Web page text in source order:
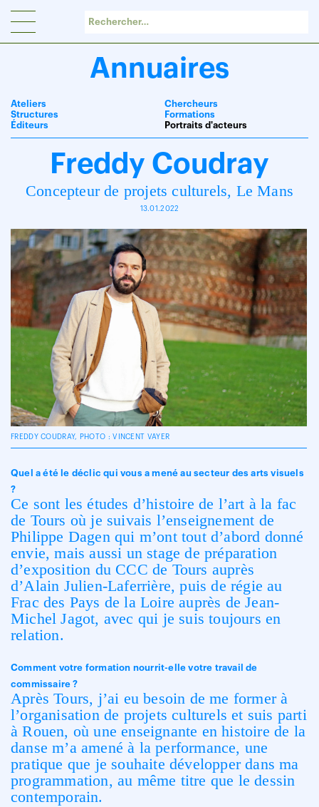
Annuaires
Ateliers
Structures
Éditeurs
Chercheurs
Formations
Portraits d'acteurs
Freddy Coudray
Concepteur de projets culturels, Le Mans
13.01.2022
FREDDY COUDRAY, PHOTO : VINCENT VAYER
Quel a été le déclic qui vous a mené au secteur des arts visuels
?
Ce sont les études d’histoire de l’art à la fac
de Tours où je suivais l’enseignement de
Philippe Dagen qui m’ont tout d’abord donné
envie, mais aussi un stage de préparation
d’exposition du CCC de Tours auprès
d’Alain Julien-Laferrière, puis de régie au
Frac des Pays de la Loire auprès de Jean-
Michel Jagot, avec qui je suis toujours en
relation.
Comment votre formation nourrit-elle votre travail de
commissaire ?
Après Tours, j’ai eu besoin de me former à
l’organisation de projets culturels et suis parti
à Rouen, où une enseignante en histoire de la
danse m’a amené à la performance, une
pratique que je souhaite développer dans ma
programmation, au même titre que le dessin
contemporain.